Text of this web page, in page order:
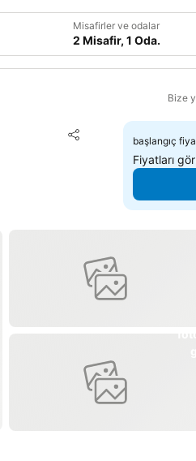
Misafirler ve odalar
2 Misafir, 1 Oda.
Bize
Paylaş
Favorilerime ekle
başlangıç
Fiyatları